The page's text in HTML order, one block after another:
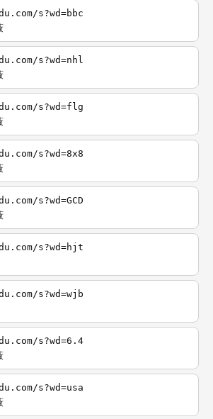
s?wd=bbc
s?wd=nhl
s?wd=flg
s?wd=8x8
s?wd=GCD
s?wd=hjt
s?wd=wjb
s?wd=6.4
s?wd=usa